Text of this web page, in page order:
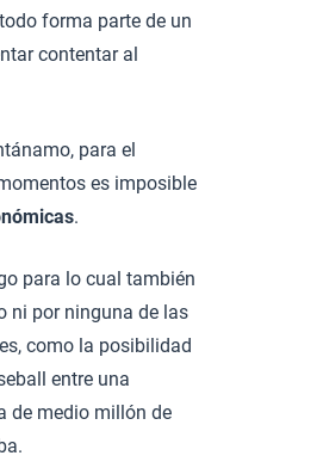
forma parte de un
contentar al
para el
es imposible
.
para lo cual también
ni por ninguna de las
como la posibilidad
entre una
de medio millón de